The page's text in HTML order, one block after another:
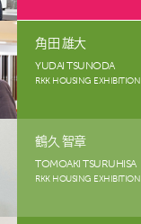
角田 雄大
YUDAI TSUNODA
RKK HOUSING EXHIBITION
鶴久 智章
TOMOAKI TSURUHISA
RKK HOUSING EXHIBITION